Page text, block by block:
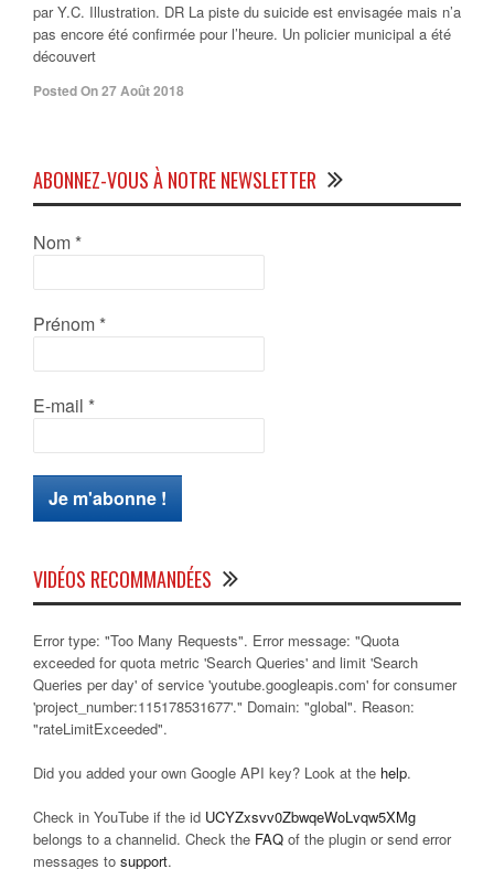
par Y.C. Illustration. DR La piste du suicide est envisagée mais n’a
pas encore été confirmée pour l’heure. Un policier municipal a été
découvert
Posted On 27 Août 2018
ABONNEZ-VOUS À NOTRE NEWSLETTER
Nom *
Prénom *
E-mail *
VIDÉOS RECOMMANDÉES
Error type: "Too Many Requests". Error message: "Quota
exceeded for quota metric 'Search Queries' and limit 'Search
Queries per day' of service 'youtube.googleapis.com' for consumer
'project_number:115178531677'." Domain: "global". Reason:
"rateLimitExceeded".
Did you added your own Google API key? Look at the help.
Check in YouTube if the id UCYZxsvv0ZbwqeWoLvqw5XMg
belongs to a channelid. Check the FAQ of the plugin or send error
messages to support.